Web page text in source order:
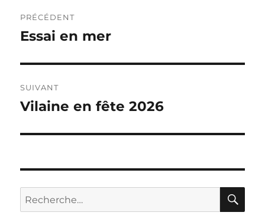
de
PRÉCÉDENT
Publication
Essai en mer
SUIVANT
Publication
Vilaine en fête 2026
Recherche
pour :